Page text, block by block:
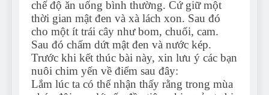
chế độ ăn uống bình thường. Cứ giữ một
thời gian mật đen và xà lách xon. Sau đó
cho một ít trái cây như bom, chuối, cam.
Sau đó chấm dứt mật đen và nước kép.
Trước khi kết thúc bài này, xin lưu ý các bạn
nuôi chim yến về điểm sau đây:
Lắm lúc ta có thể nhận thấy rằng trong mùa